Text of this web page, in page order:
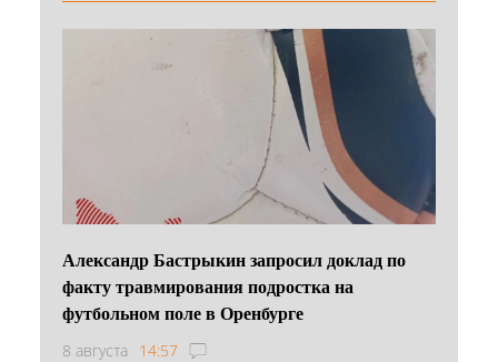
Александр Бастрыкин запросил доклад по
факту травмирования подростка на
футбольном поле в Оренбурге
8 августа 14:57